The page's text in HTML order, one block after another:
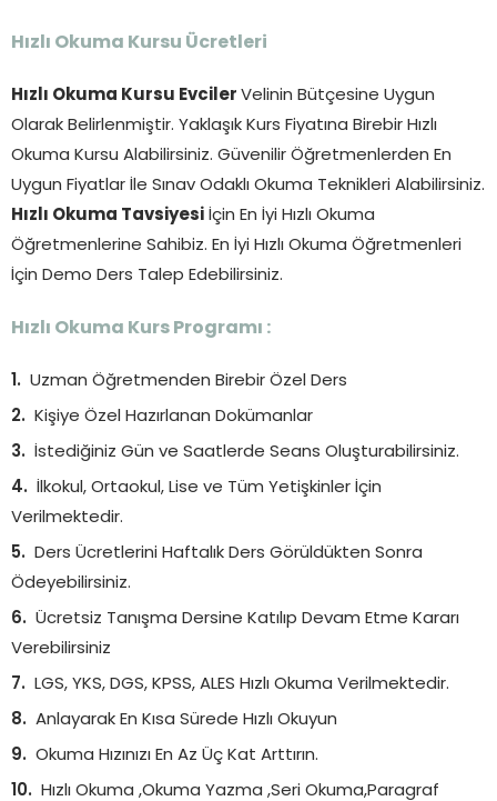
Hızlı Okuma Kursu Ücretleri
Hızlı Okuma Kursu Evciler Velinin Bütçesine Uygun
Olarak Belirlenmiştir. Yaklaşık Kurs Fiyatına Birebir Hızlı
Okuma Kursu Alabilirsiniz. Güvenilir Öğretmenlerden En
Uygun Fiyatlar İle Sınav Odaklı Okuma Teknikleri Alabilirsiniz.
Hızlı Okuma Tavsiyesi
İçin En İyi Hızlı Okuma
Öğretmenlerine Sahibiz. En İyi Hızlı Okuma Öğretmenleri
İçin Demo Ders Talep Edebilirsiniz.
Hızlı Okuma Kurs Programı :
Uzman Öğretmenden Birebir Özel Ders
Kişiye Özel Hazırlanan Dokümanlar
İstediğiniz Gün ve Saatlerde Seans Oluşturabilirsiniz.
İlkokul, Ortaokul, Lise ve Tüm Yetişkinler İçin
Verilmektedir.
Ders Ücretlerini Haftalık Ders Görüldükten Sonra
Ödeyebilirsiniz.
Ücretsiz Tanışma Dersine Katılıp Devam Etme Kararı
Verebilirsiniz
LGS, YKS, DGS, KPSS, ALES Hızlı Okuma Verilmektedir.
Anlayarak En Kısa Sürede Hızlı Okuyun
Okuma Hızınızı En Az Üç Kat Arttırın.
Hızlı Okuma ,Okuma Yazma ,Seri Okuma,Paragraf